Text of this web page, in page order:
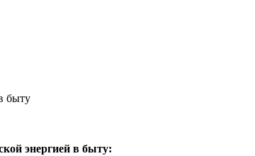
быту
энергией в быту: